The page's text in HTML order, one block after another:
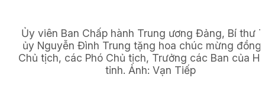
Ủy viên Ban Chấp hành Trung ương Đảng, Bí thư
ủy Nguyễn Đình Trung tặng hoa chúc mừng đồng
Chủ tịch, các Phó Chủ tịch, Trưởng các Ban của
tỉnh. Ảnh: Vạn Tiếp